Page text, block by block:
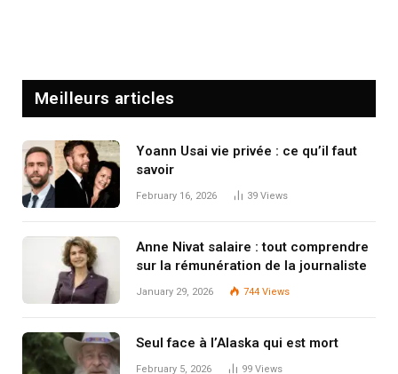
Meilleurs articles
Yoann Usai vie privée : ce qu’il faut
savoir
February 16, 2026 39 Views
Anne Nivat salaire : tout comprendre
sur la rémunération de la journaliste
January 29, 2026 744 Views
Seul face à l’Alaska qui est mort
February 5, 2026 99 Views